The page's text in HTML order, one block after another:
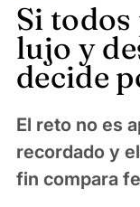
Si
lujo y
decide
El reto no es
recordado y
fin compara